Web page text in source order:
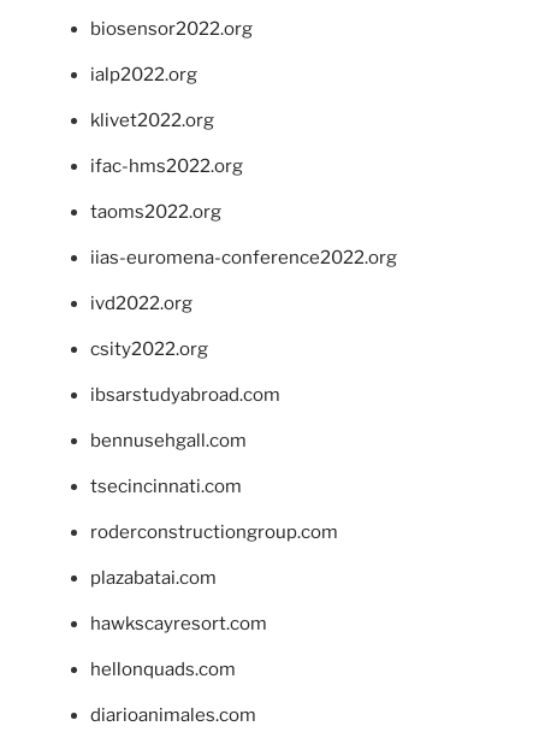
biosensor2022.org
ialp2022.org
klivet2022.org
ifac-hms2022.org
taoms2022.org
iias-euromena-conference2022.org
ivd2022.org
csity2022.org
ibsarstudyabroad.com
bennusehgall.com
tsecincinnati.com
roderconstructiongroup.com
plazabatai.com
hawkscayresort.com
hellonquads.com
diarioanimales.com